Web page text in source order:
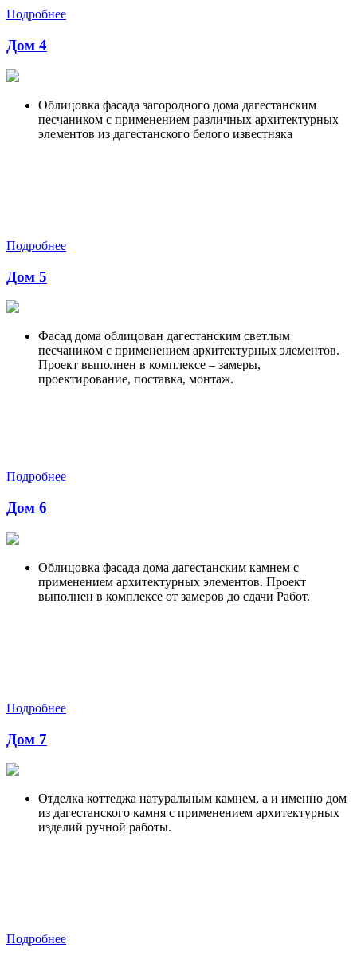
Подробнее
Дом 4
Облицовка фасада загородного дома дагестанским
песчаником с применением различных архитектурных
элементов из дагестанского белого известняка
Подробнее
Дом 5
Фасад дома облицован дагестанским светлым
песчаником с применением архитектурных элементов.
Проект выполнен в комплексе – замеры,
проектирование, поставка, монтаж.
Подробнее
Дом 6
Облицовка фасада дома дагестанским камнем с
применением архитектурных элементов. Проект
выполнен в комплексе от замеров до сдачи Работ.
Подробнее
Дом 7
Отделка коттеджа натуральным камнем, а и именно дом
из дагестанского камня с применением архитектурных
изделий ручной работы.
Подробнее